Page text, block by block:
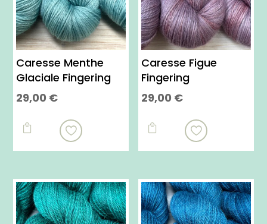
Caresse Menthe
Glaciale Fingering
29,00 €

produit
Les
options
peuvent
Caresse Figue
Fingering
29,00 €

produit
Les
options
peuvent